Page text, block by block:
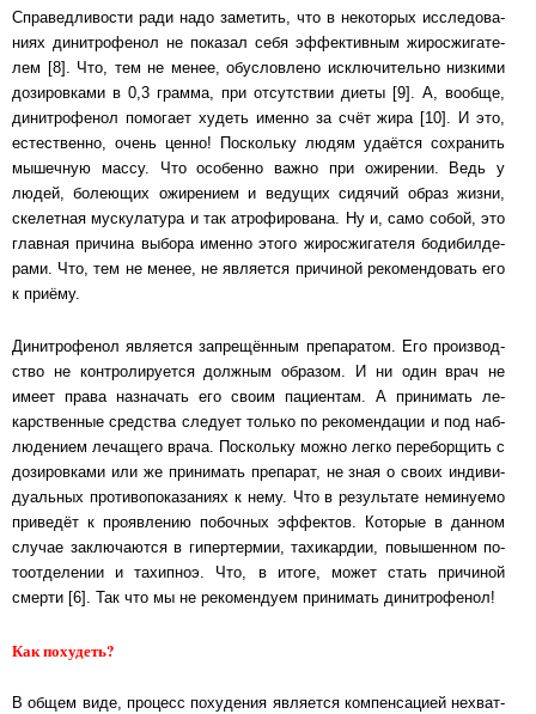
Справедливости ради надо заметить, что в не­ко­то­рых ис­сле­до­ва­
ни­ях динитро­фе­нол не показал себя эф­фек­тив­ным жиро­сжи­га­те­
лем [8]. Что, тем не менее, обус­лов­ле­но ис­клю­чи­тель­но низ­ки­ми
до­зи­ров­ка­ми в 0,3 грам­ма, при от­сут­с­т­вии диеты [9]. А, во­об­ще,
динитро­фе­нол по­мо­га­ет худеть имен­но за счёт жира [10]. И это,
ес­тест­вен­но, очень цен­но! Пос­коль­ку людям уда­ёт­ся сох­ра­нить
мы­шеч­ную массу. Что осо­бен­но важно при ожи­ре­нии. Ведь у
людей, бо­ле­ю­щих ожи­ре­ни­ем и ве­ду­щих си­дя­чий образ жизни,
ске­лет­ная мус­ку­ла­ту­ра и так ат­ро­фи­ро­ва­на. Ну и, само собой, это
глав­ная причина вы­бо­ра имен­но этого жиро­сжи­га­те­ля бо­ди­бил­де­
ра­ми. Что, тем не ме­нее, не яв­ля­ет­ся при­чи­ной ре­ко­мен­до­вать его
к при­ё­му.
Динитрофенол является запрещённым пре­па­ра­том. Его про­из­вод­
с­т­во не конт­ро­ли­ру­ет­ся долж­ным образом. И ни один врач не
имеет права наз­на­чать его своим па­ци­ен­там. А при­ни­мать ле­
карст­вен­ные средства сле­ду­ет только по ре­ко­мен­да­ции и под наб­
лю­де­ни­ем ле­ча­ще­го врача. Пос­коль­ку можно легко пе­ре­бор­щить с
до­зи­ров­ка­ми или же при­ни­мать пре­па­рат, не зная о своих ин­ди­ви­
ду­аль­ных про­ти­во­по­ка­за­ни­ях к нему. Что в ре­зуль­та­те не­ми­ну­е­мо
при­ве­дёт к про­яв­ле­нию по­боч­ных эф­фек­тов. Ко­то­рые в дан­ном
случае зак­лю­ча­ют­ся в гипер­тер­мии, та­хи­кар­дии, по­вы­шен­ном по­
то­от­де­ле­нии и тахи­п­ноэ. Что, в итоге, может стать при­чи­ной
смерти [6]. Так что мы не ре­ко­мен­ду­ем при­ни­мать ди­нитро­фе­нол!
Как похудеть?
В общем виде, процесс похудения яв­ля­ет­ся ком­пен­са­цией не­хват­